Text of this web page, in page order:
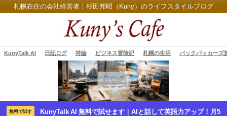
札幌在住の会社経営者｜杉田邦昭（Kuny）のライフスタイルブログ
KunyTalk AI 日記ログ 持論 ビジネス冒険記 札幌の生活 バックパッカーズ
無料で試す
KunyTalk AI 無料で試せます｜AIと話して英語力アップ！月5